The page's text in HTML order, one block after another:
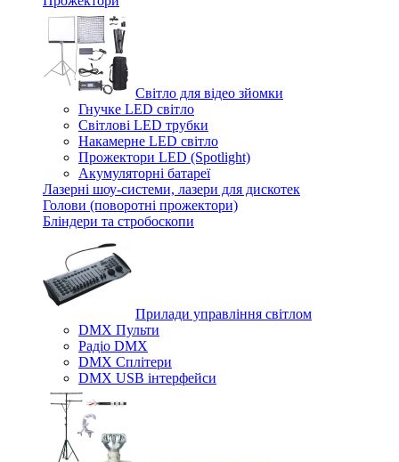
Світло для відео зйомки
Гнучке LED світло
Світлові LED трубки
Накамерне LED світло
Прожектори LED (Spotlight)
Акумуляторні батареї
Лазерні шоу-системи, лазери для дискотек
Голови (поворотні прожектори)
Бліндери та стробоскопи
Прилади управління світлом
DMX Пульти
Радіо DMX
DMX Сплітери
DMX USB інтерфейси